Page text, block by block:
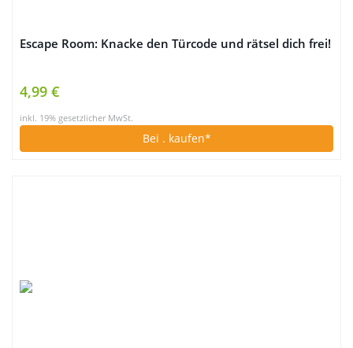
Escape Room: Knacke den Türcode und rätsel dich frei!
4,99 €
inkl. 19% gesetzlicher MwSt.
Bei . kaufen*